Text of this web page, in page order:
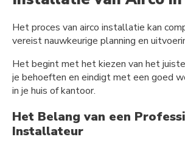
Het proces van airco installatie kan
vereist nauwkeurige planning en
Het begint met het kiezen van het
je behoeften en eindigt met een goed
in je huis of kantoor.
Het Belang van een
Installateur